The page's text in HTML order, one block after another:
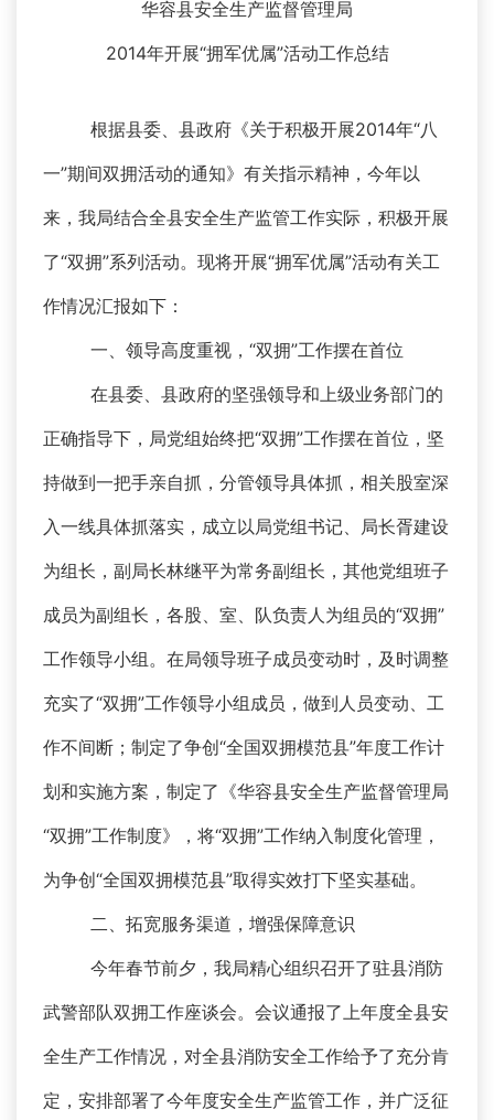
华容县安全生产监督管理局
2014年开展“拥军优属”活动工作总结
根据县委、县政府《关于积极开展2014年“八
一”期间双拥活动的通知》有关指示精神，今年以
来，我局结合全县安全生产监管工作实际，积极开展
了“双拥”系列活动。现将开展“拥军优属”活动有关工
作情况汇报如下：
一、领导高度重视，“双拥”工作摆在首位
在县委、县政府的坚强领导和上级业务部门的
正确指导下，局党组始终把“双拥”工作摆在首位，坚
持做到一把手亲自抓，分管领导具体抓，相关股室深
入一线具体抓落实，成立以局党组书记、局长胥建设
为组长，副局长林继平为常务副组长，其他党组班子
成员为副组长，各股、室、队负责人为组员的“双拥”
工作领导小组。在局领导班子成员变动时，及时调整
充实了“双拥”工作领导小组成员，做到人员变动、工
作不间断；制定了争创“全国双拥模范县”年度工作计
划和实施方案，制定了《华容县安全生产监督管理局
“双拥”工作制度》，将“双拥”工作纳入制度化管理，
为争创“全国双拥模范县”取得实效打下坚实基础。
二、拓宽服务渠道，增强保障意识
今年春节前夕，我局精心组织召开了驻县消防
武警部队双拥工作座谈会。会议通报了上年度全县安
全生产工作情况，对全县消防安全工作给予了充分肯
定，安排部署了今年度安全生产监管工作，并广泛征